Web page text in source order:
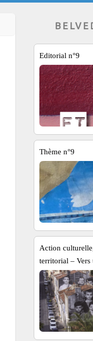
Editorial n°9
Thème n°9
Action
territorial – Vers